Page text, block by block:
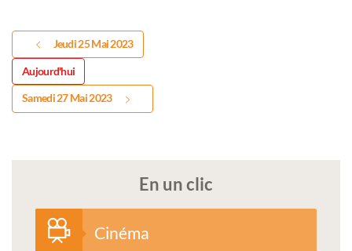
Jeudi 25 Mai 2023
Aujourd'hui
Samedi 27 Mai 2023
En un clic
Cinéma